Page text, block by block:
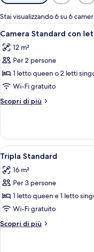
disponibili
per
le
camere
Stai visualizzando 6 su 6
Apri
tutte
le
foto
per
Camera
Standard
con
matrimoniale
o
2
letti
singoli
4
Camera Standard con
12 m²
Per 2 persone
1 letto queen o 2 letti
Wi-Fi gratuito
Scopri di più
Altri
Standard
con
letto
matrimoniale
o
2
singoli
Apri
tutte
le
foto
per
Tripla
Standard
4
Tripla Standard
16 m²
Per 3 persone
1 letto queen e 1 letto
Wi-Fi gratuito
Scopri di più
Altri